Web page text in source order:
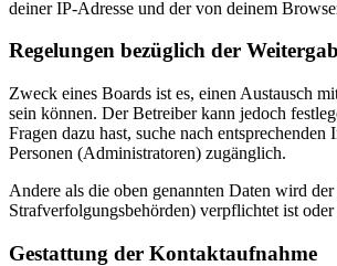
deiner IP-Adresse und der von deinem
Regelungen bezüglich der
Zweck eines Boards ist es, einen Austausch
sein können. Der Betreiber kann jedoch
Fragen dazu hast, suche nach
Personen (Administratoren) zugänglich.
Andere als die oben genannten Daten wird
Strafverfolgungsbehörden) verpflichtet ist
Gestattung der Kontaktaufnahme